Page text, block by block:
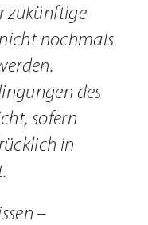
zukünftige
nochmals
des
sofern
in
–